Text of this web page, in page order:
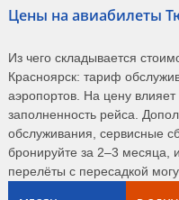
Цены на авиабилеты
Из чего складывается
Красноярск: тариф
аэропортов. На цену
заполненность рейса.
обслуживания, сервисные
бронируйте за 2–3 месяца,
перелёты с пересадкой